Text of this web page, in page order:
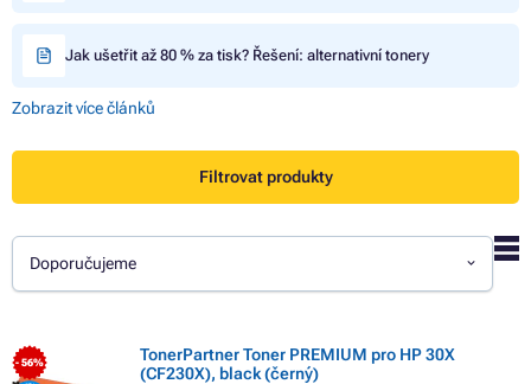
Jak ušetřit až 80 % za tisk? Řešení: alternativní tonery
Zobrazit více článků
Filtrovat produkty
Doporučujeme
- 56%
TonerPartner Toner PREMIUM pro HP 30X
(CF230X), black (černý)